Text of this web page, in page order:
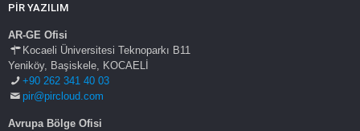
PİR YAZILIM
AR-GE Ofisi
Kocaeli Üniversitesi Teknoparkı B11
Yeniköy, Başiskele, KOCAELİ
+90 262 341 40 03
pir@pircloud.com
Avrupa Bölge Ofisi